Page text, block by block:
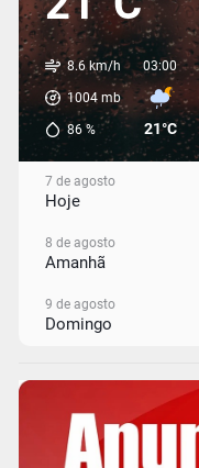
8.6 km/h
1004mb
86%
03:00
21°C
7 de agosto
Hoje
8 de agosto
Amanhã
9 de agosto
Domingo
Segunda-Feira
11 de agosto
Terça-Feira